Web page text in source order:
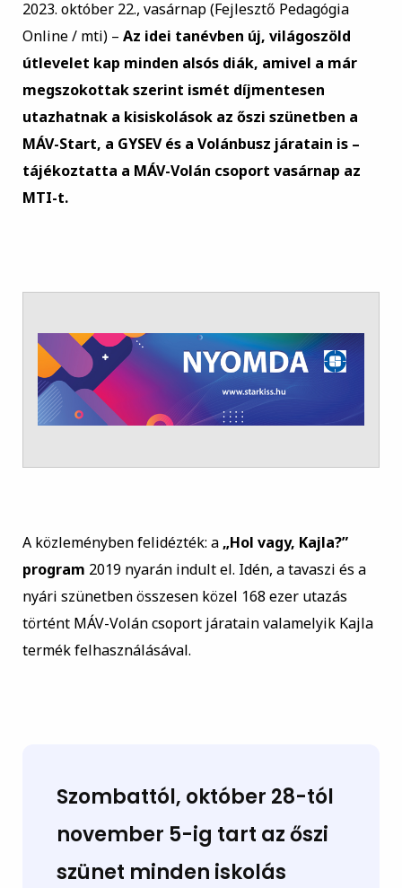
2023. október 22., vasárnap (Fejlesztő Pedagógia
Online / mti) – Az idei tanévben új, világoszöld
útlevelet kap minden alsós diák, amivel a már
megszokottak szerint ismét díjmentesen
utazhatnak a kisiskolások az őszi szünetben a
MÁV-Start, a GYSEV és a Volánbusz járatain is –
tájékoztatta a MÁV-Volán csoport vasárnap az
MTI-t.
A közleményben felidézték: a„Hol vagy, Kajla?”
program 2019 nyarán indult el. Idén, a tavaszi és a
nyári szünetben összesen közel 168 ezer utazás
történt MÁV-Volán csoport járatain valamelyik Kajla
termék felhasználásával.
Szombattól, október 28-tól
november 5-ig tart az őszi
szünet minden iskolás